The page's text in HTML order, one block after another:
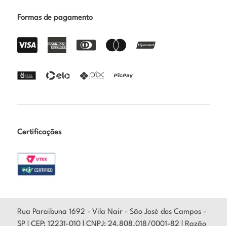
Formas de pagamento
Certificações
Rua Paraibuna 1692 - Vila Nair - São José dos Campos -
SP | CEP: 12231-010 | CNPJ: 24.808.018/0001-82 | Razão